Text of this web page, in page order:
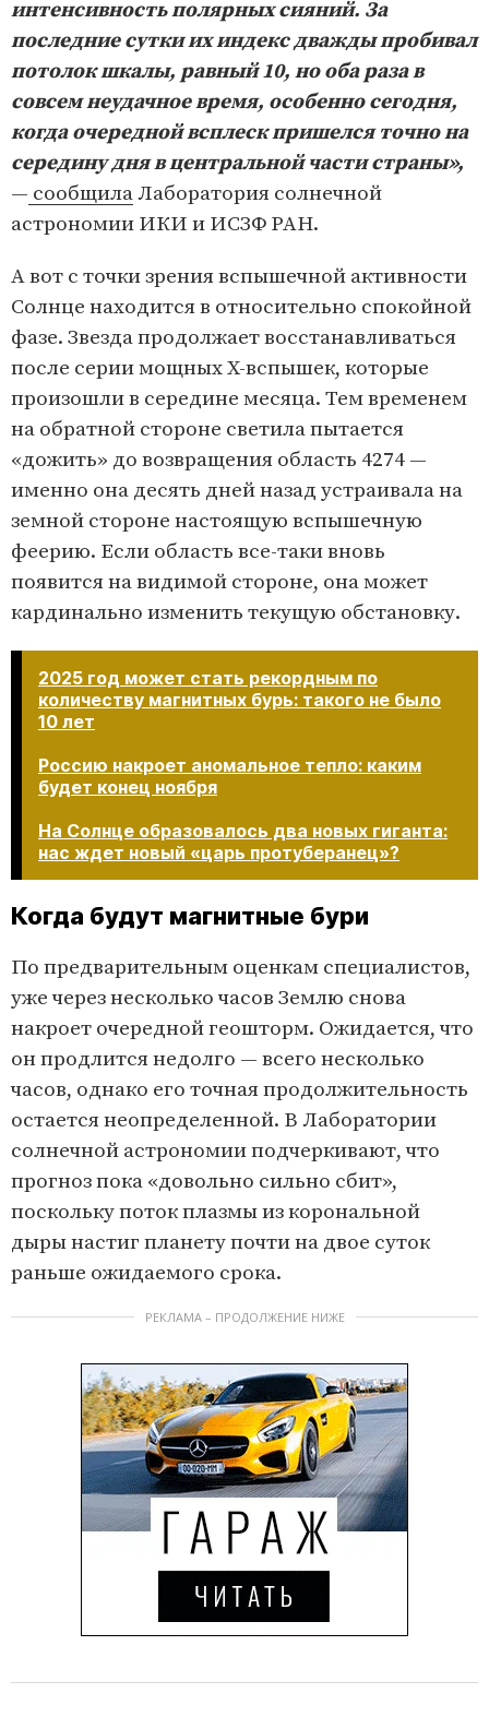
интенсивность полярных сияний. За
последние сутки их индекс дважды пробивал
потолок шкалы, равный 10, но оба раза в
совсем неудачное время, особенно сегодня,
когда очередной всплеск пришелся точно на
середину дня в центральной части страны»,
— сообщилаЛаборатория солнечной
астрономии ИКИ и ИСЗФ РАН.
А вот с точки зрения вспышечной активности
Солнце находится в относительно спокойной
фазе. Звезда продолжает восстанавливаться
после серии мощных X-вспышек, которые
произошли в середине месяца. Тем временем
на обратной стороне светила пытается
«дожить» до возвращения область 4274 —
именно она десять дней назад устраивала на
земной стороне настоящую вспышечную
феерию. Если область все-таки вновь
появится на видимой стороне, она может
кардинально изменить текущую обстановку.
2025 год может стать рекордным по
количеству магнитных бурь: такого не было
10 лет
Россию накроет аномальное тепло: каким
будет конец ноября
На Солнце образовалось два новых гиганта:
нас ждет новый «царь протуберанец»?
Когда будут магнитные бури
По предварительным оценкам специалистов,
уже через несколько часов Землю снова
накроет очередной геошторм. Ожидается, что
он продлится недолго — всего несколько
часов, однако его точная продолжительность
остается неопределенной. В Лаборатории
солнечной астрономии подчеркивают, что
прогноз пока «довольно сильно сбит»,
поскольку поток плазмы из корональной
дыры настиг планету почти на двое суток
раньше ожидаемого срока.
РЕКЛАМА – ПРОДОЛЖЕНИЕ НИЖЕ